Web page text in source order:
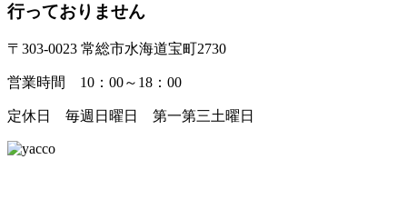
行っておりません
〒303-0023 常総市水海道宝町2730
営業時間 10：00～18：00
定休日 毎週日曜日 第一第三土曜日